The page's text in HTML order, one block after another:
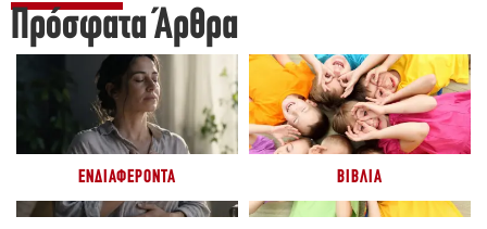
Πρόσφατα Άρθρα
ΕΝΔΙΑΦΈΡΟΝΤΑ ΒΙΒΛΊΑ